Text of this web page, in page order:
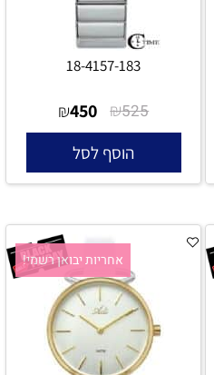
18-4157-183
₪525
₪450
הוסף לסל
אחריות יבואן רשמי!